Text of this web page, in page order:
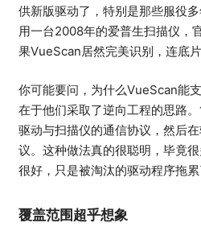
供新版驱动了，特别是那些服役
用一台2008年的爱普生扫描仪，
果VueScan居然完美识别，连底
你可能要问，为什么VueScan能
在于他们采取了逆向工程的思路
驱动与扫描仪的通信协议，然后
议。这种做法真的很聪明，毕竟
很好，只是被淘汰的驱动程序拖累
覆盖范围超乎想象